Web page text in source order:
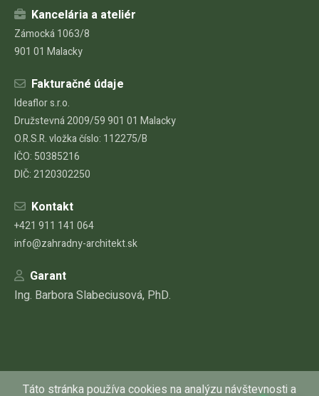
Táto stránka používa cookies na analýzu návštevnosti a
Kancelária a ateliér
Zámocká 1063/8
901 01 Malacky
Fakturačné údaje
Ideaflor s.r.o.
Družstevná 2009/59 901 01 Malacky
O.R.S.R. vložka číslo: 112275/B
IČO: 50385216
DIČ: 2120302250
Kontakt
+421 911 141 064
info@zahradny-architekt.sk
Garant
Ing. Barbora Slabeciusová, PhD.